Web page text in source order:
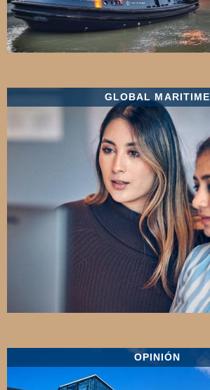
GLOBAL MARITIME
OPINIÓN